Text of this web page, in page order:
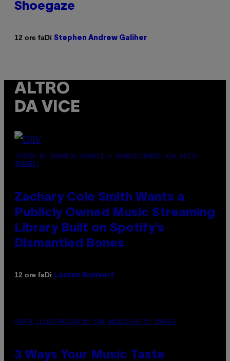
Shoegaze
12 ore faDi Stephen Andrew Galiher
ALTRO
DA VICE
(PHOTO BY ROBERTO PANUCCI – CORBIS/CORBIS VIA GETTY
IMAGES)
Zachary Cole Smith Wants a
Publicly Owned Music Streaming
Library Built on Spotify’s
Dismantled Bones
12 ore faDi Lauren Boisvert
PHOTO ILLUSTRATION BY IAN WALDIE/GETTY IMAGES
3 Ways Your Music Taste